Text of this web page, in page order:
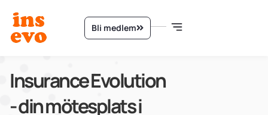
Bli medlem
Insurance Evolution
- din mötesplats i